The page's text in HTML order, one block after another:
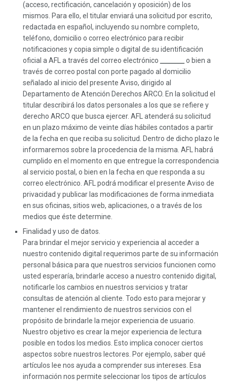
(acceso, rectificación, cancelación y oposición) de los
mismos. Para ello, el titular enviará una solicitud por escrito,
redactada en español, incluyendo su nombre completo,
teléfono, domicilio o correo electrónico para recibir
notificaciones y copia simple o digital de su identificación
oficial a AFL a través del correo electrónico
o bien a
través de correo postal con porte pagado al domicilio
señalado al inicio del presente Aviso, dirigido al
Departamento de Atención Derechos ARCO. En la solicitud el
titular describirá los datos personales a los que se refiere y
derecho ARCO que busca ejercer. AFL atenderá su solicitud
en un plazo máximo de veinte días hábiles contados a partir
de la fecha en que reciba su solicitud. Dentro de dicho plazo le
informaremos sobre la procedencia de la misma. AFL habrá
cumplido en el momento en que entregue la correspondencia
al servicio postal, o bien en la fecha en que responda a su
correo electrónico. AFL podrá modificar el presente Aviso de
privacidad y publicar las modificaciones de forma inmediata
en sus oficinas, sitios web, aplicaciones, o a través de los
medios que éste determine.
Finalidad y uso de datos.
Para brindar el mejor servicio y experiencia al acceder a
nuestro contenido digital requerimos parte de su información
personal básica para que nuestros servicios funcionen como
usted esperaría, brindarle acceso a nuestro contenido digital,
notificarle los cambios en nuestros servicios y tratar
consultas de atención al cliente. Todo esto para mejorar y
mantener el rendimiento de nuestros servicios con el
propósito de brindarle la mejor experiencia de usuario.
Nuestro objetivo es crear la mejor experiencia de lectura
posible en todos los medios. Esto implica conocer ciertos
aspectos sobre nuestros lectores. Por ejemplo, saber qué
artículos lee nos ayuda a comprender sus intereses. Esa
información nos permite seleccionar los tipos de artículos